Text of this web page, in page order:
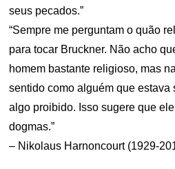
seus pecados.”
“Sempre me perguntam o quão
para tocar Bruckner. Não acho
homem bastante religioso, mas
sentido como alguém que estava
algo proibido. Isso sugere que
dogmas.”
– Nikolaus Harnoncourt (1929-